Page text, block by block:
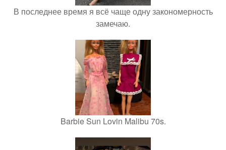
В последнее время я всё чаще одну закономерность
замечаю.
Barbie Sun Lovin Malibu 70s.